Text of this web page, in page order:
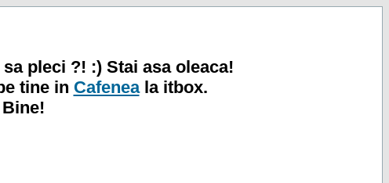
pleci ?! :) Stai asa oleaca!
tine in Cafeneala itbox.